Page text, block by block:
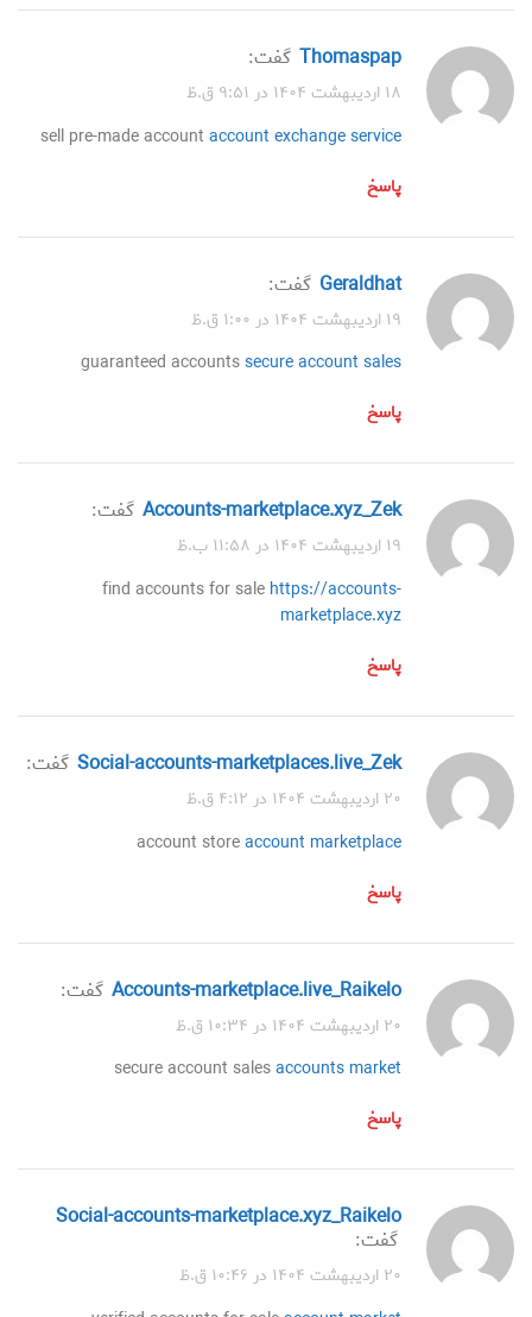
Thomaspap گفت:
۱۸ اردیبهشت ۱۴۰۴ در ۹:۵۱ ق.ظ
sell pre-made account account exchange service
پاسخ
Geraldhat گفت:
۱۹ اردیبهشت ۱۴۰۴ در ۱:۰۰ ق.ظ
guaranteed accountssecure account sales
پاسخ
accounts-marketplace.xyz_Zek گفت:
۱۹ اردیبهشت ۱۴۰۴ در ۱۱:۵۸ ب.ظ
find accounts for sale https://accounts-
marketplace.xyz
پاسخ
social-accounts-marketplaces.live_Zek گفت:
۲۰ اردیبهشت ۱۴۰۴ در ۴:۱۲ ق.ظ
account storeaccount marketplace
پاسخ
accounts-marketplace.live_Raikelo گفت:
۲۰ اردیبهشت ۱۴۰۴ در ۱۰:۳۴ ق.ظ
secure account salesaccounts market
پاسخ
social-accounts-marketplace.xyz_Raikelo
گفت:
۲۰ اردیبهشت ۱۴۰۴ در ۱۰:۴۶ ق.ظ